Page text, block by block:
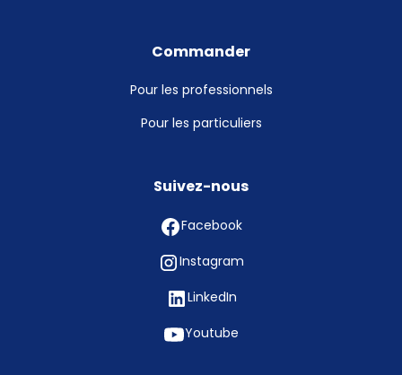
Commander
Pour les professionnels
Pour les particuliers
Suivez-nous
Facebook
Instagram
LinkedIn
Youtube